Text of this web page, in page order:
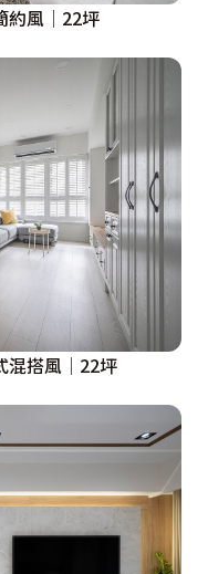
常│簡約風│22坪
式混搭風│22坪